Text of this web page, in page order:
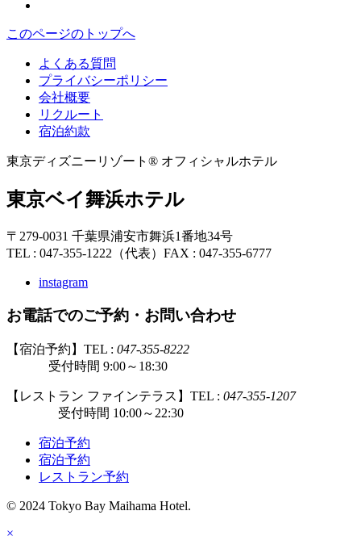
このページのトップへ
よくある質問
プライバシーポリシー
会社概要
リクルート
宿泊約款
東京ディズニーリゾート® オフィシャルホテル
東京ベイ舞浜ホテル
〒279-0031 千葉県浦安市舞浜1番地34号
TEL : 047-355-1222（代表） FAX : 047-355-6777
instagram
お電話でのご予約・お問い合わせ
【宿泊予約】TEL : 047-355-8222
受付時間 9:00～18:30
【レストラン ファインテラス】TEL : 047-355-1207
受付時間 10:00～22:30
宿泊予約
宿泊予約
レストラン予約
© 2024 Tokyo Bay Maihama Hotel.
×